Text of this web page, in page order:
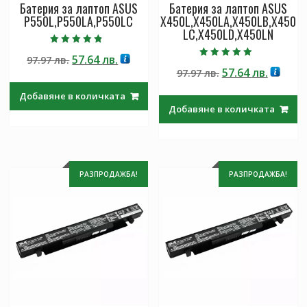
Батерия за лаптоп ASUS
P550L,P550LA,P550LC
4.50
от 5
97.97лв.Original
97.97 лв..
57.64лв.Текущата
57.64 лв..
Добавяне в количката
Батерия за лаптоп ASUS
X450L,X450LA,X450LB,X450
LC,X450LD,X450LN
5.00
от 5
97.97лв. Original
97.97 лв..
57.64лв.
57.64
Добавяне в количката
РАЗПРОДАЖБА! РАЗПРОДАЖБА!